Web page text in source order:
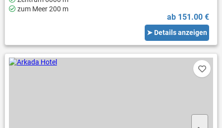
zum Meer 200 m
ab 151.00 €
➤ Details anzeigen